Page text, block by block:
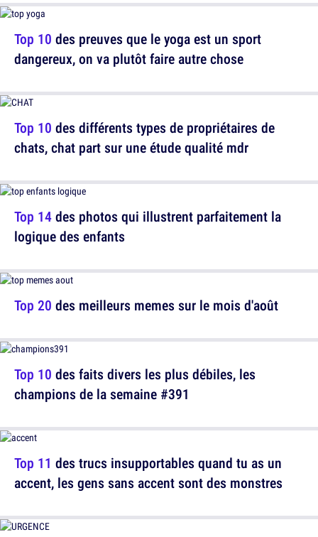
Top 10 des différents types de propriétaires de
chats, chat part sur une étude qualité mdr
Top 20 des meilleurs memes sur le mois d'août
Top 11 des trucs insupportables quand tu as un
accent, les gens sans accent sont des monstres
Top 10 des preuves que le yoga est un sport
dangereux, on va plutôt faire autre chose
Top 14des photos qui illustrent parfaitement la
logique des enfants
Top 10 des faits divers les plus débiles, les
champions de la semaine #391